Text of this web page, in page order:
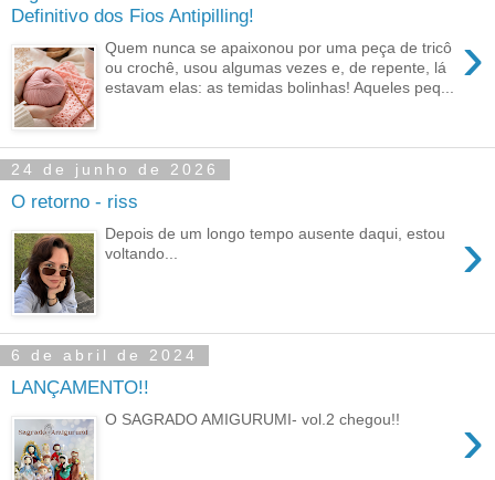
Definitivo dos Fios Antipilling!
›
Quem nunca se apaixonou por uma peça de tricô
ou crochê, usou algumas vezes e, de repente, lá
estavam elas: as temidas bolinhas! Aqueles peq...
24 de junho de 2026
O retorno - riss
›
Depois de um longo tempo ausente daqui, estou
voltando...
6 de abril de 2024
LANÇAMENTO!!
›
O SAGRADO AMIGURUMI- vol.2 chegou!!